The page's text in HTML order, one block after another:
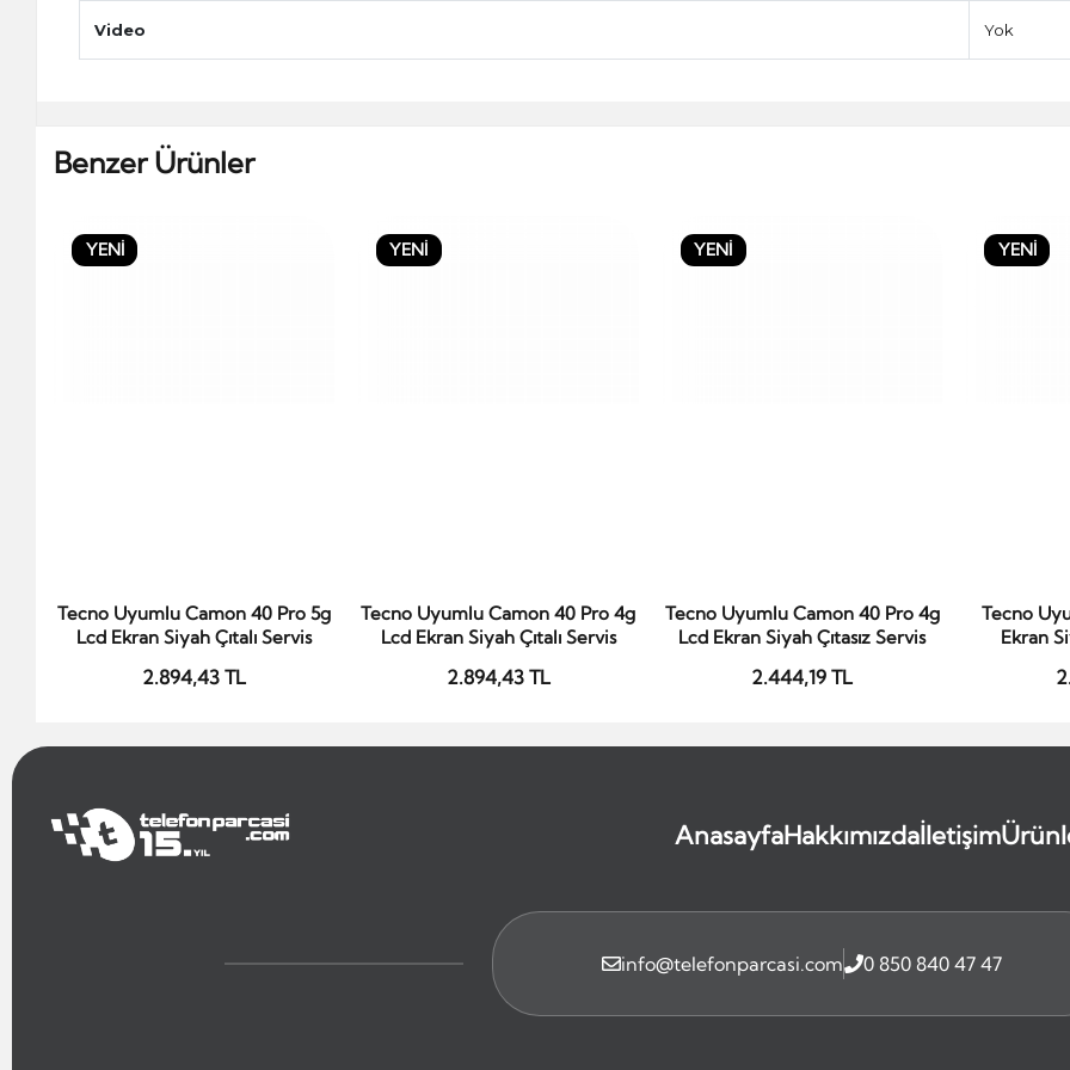
Video Yok
Benzer Ürünler
YENİ
Sepete Ekle
Tecno Uyumlu Camon 40 Pro 5g
Lcd Ekran Siyah Çıtalı Servis
2.894,43 TL
YENİ
Sepete Ekle
Tecno Uyumlu Camon 40 Pro 4g
Lcd Ekran Siyah Çıtalı Servis
2.894,43 TL
YENİ
Sepete Ekle
Tecno Uyumlu Camon 40 Pro 4g
Lcd Ekran Siyah Çıtasız Servis
2.444,19 TL
YENİ
Tecno
Ekran
AnasayfaHakkımızdaİletişim
info@telefonparcasi.com 0 850 840 47 47